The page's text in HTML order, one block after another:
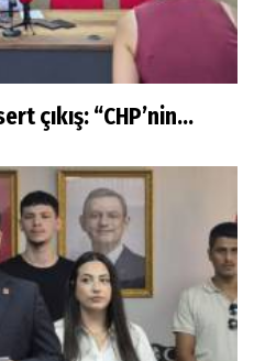
çıkış: “CHP’nin...